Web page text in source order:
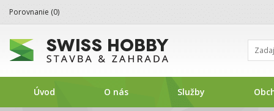
Porovnanie (0)
Úvod O nás Služby